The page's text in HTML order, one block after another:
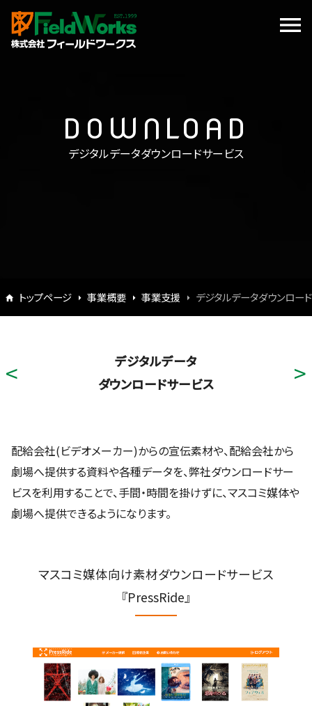
デジタルデータダウンロードサービス
DOWNLOAD
トップページ 事業概要 事業支援 デジタルデータダウンロー
デジタルデータ
ダウンロードサービス
配給会社(ビデオメーカー)からの宣伝素材や、配給会社から
劇場へ提供する資料や各種データを、弊社ダウンロードサー
ビスを利用することで、手間・時間を掛けずに、マスコミ媒体や
劇場へ提供できるようになります。
マスコミ媒体向け素材ダウンロードサービス
『PressRide』